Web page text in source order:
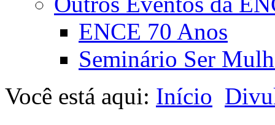
ENCE 70 Anos
Seminário Ser
Você está aqui: Início